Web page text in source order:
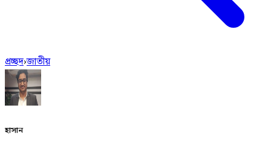
প্রচ্ছদ›জাতীয়
হাসান